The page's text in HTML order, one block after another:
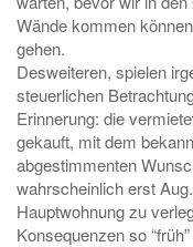
Wände kommen
gehen.
Desweiteren, spielen
steuerlichen
Erinnerung: die
gekauft, mit dem
abgestimmenten
wahrscheinlich erst
Hauptwohnung zu
Konsequenzen so